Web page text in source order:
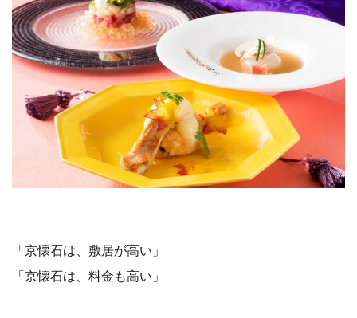
「京懐石は、敷居が高い」
「京懐石は、料金も高い」